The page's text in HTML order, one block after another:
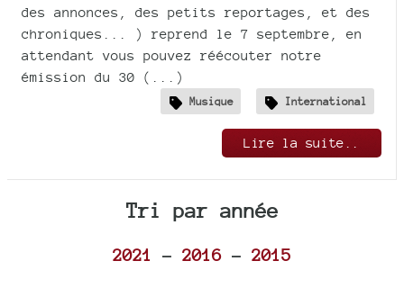
des annonces, des petits reportages, et des
chroniques... ) reprend le 7 septembre, en
attendant vous pouvez réécouter notre
émission du 30 (...)
Musique International
Lire la suite..
Tri par année
2021 - 2016 - 2015